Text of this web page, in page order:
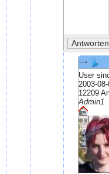
User
2003-
12209
Admin1